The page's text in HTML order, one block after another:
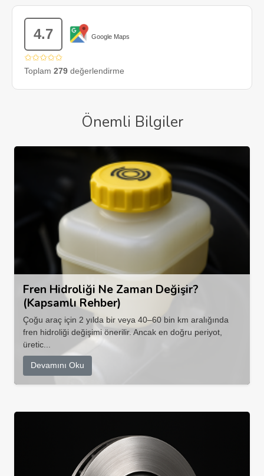
4.7 Google Maps
✩✩✩✩✩
Toplam 279 değerlendirme
Önemli Bilgiler
Fren Hidroliği Ne Zaman Değişir?
(Kapsamlı Rehber)
Çoğu araç için 2 yılda bir veya 40–60 bin km aralığında
fren hidroliği değişimi önerilir. Ancak en doğru periyot,
üretic...
Devamını Oku